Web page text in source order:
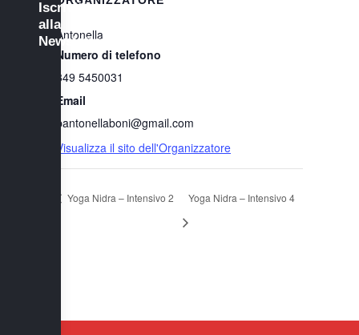
Iscriviti
alla
Newsletter
Antonella
Numero di telefono
349 5450031
Email
bantonellaboni@gmail.com
Visualizza il sito dell'Organizzatore
Yoga Nidra – Intensivo 2 Yoga Nidra – Intensivo 4